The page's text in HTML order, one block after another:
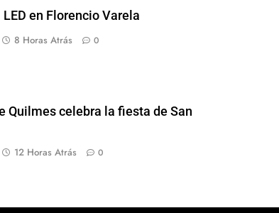
en Florencio Varela
8 Horas Atrás 0
Quilmes celebra la fiesta de San
12 Horas Atrás 0